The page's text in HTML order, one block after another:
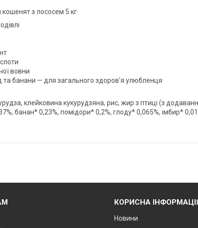
з лососем 5 кг
вовни
та банани — для загального здоров'я улюбленця
клейковина кукурудзяна, рис, жир з птиці (з
банан* 0,23%, помідори* 0,2%, глоду* 0,065%, імбир*
КОРИСНА
Новини